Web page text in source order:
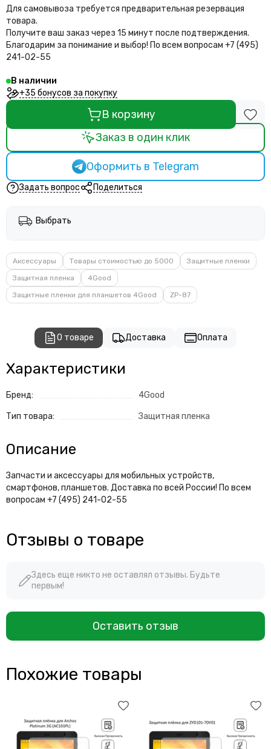
Для самовывоза требуется предварительная резервация
товара.
Получите ваш заказ через 15 минут после подтверждения.
Благодарим за понимание и выбор! По всем вопросам +7 (495)
241-02-55
В наличии
+35 бонусов за покупку
В корзину
Заказ в один клик
Оформить в Telegram
Задать вопрос Поделиться
Выбрать
Аксессуары Товары стоимостью до 5000
Защитные пленки
Защитная пленка
4Good
Защитные пленки для планшетов 4Good
ZP-87
О товаре Доставка Оплата
Характеристики
Бренд: 4Good
Тип товара: Защитная пленка
Описание
Запчасти и аксессуары для мобильных устройств,
смартфонов, планшетов. Доставка по всей России! По всем
вопросам +7 (495) 241-02-55
Отзывы о товаре
Здесь еще никто не оставлял отзывы. Будьте
первым!
Оставить отзыв
Похожие товары